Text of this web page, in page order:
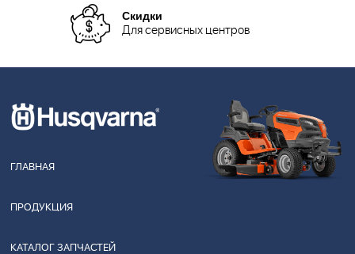
Скидки
Для сервисных центров
ГЛАВНАЯ
ПРОДУКЦИЯ
КАТАЛОГ ЗАПЧАСТЕЙ